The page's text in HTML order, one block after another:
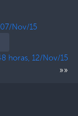
Nov/15
horas, 12/Nov/15
»»